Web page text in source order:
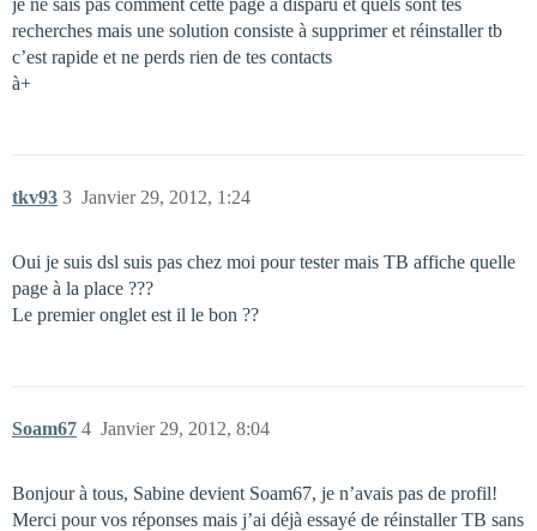
je ne sais pas comment cette page a disparu et quels sont tes
recherches mais une solution consiste à supprimer et réinstaller tb
c’est rapide et ne perds rien de tes contacts
à+
tkv93 Janvier 29, 2012, 1:24
3
Oui je suis dsl suis pas chez moi pour tester mais TB affiche quelle
page à la place ???
Le premier onglet est il le bon ??
Soam67 Janvier 29, 2012, 8:04
4
Bonjour à tous, Sabine devient Soam67, je n’avais pas de profil!
Merci pour vos réponses mais j’ai déjà essayé de réinstaller TB sans